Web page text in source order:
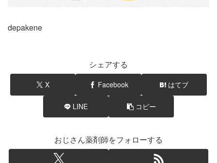
depakene
シェアする
X Facebook はてブ
LINE コピー
おじさん薬剤師をフォローする